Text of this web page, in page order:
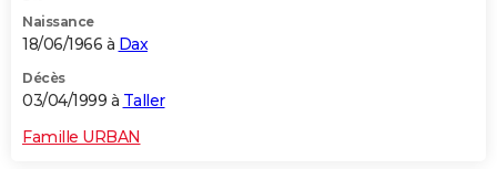
Naissance
18/06/1966 à Dax
Décès
03/04/1999 à Taller
Famille URBAN